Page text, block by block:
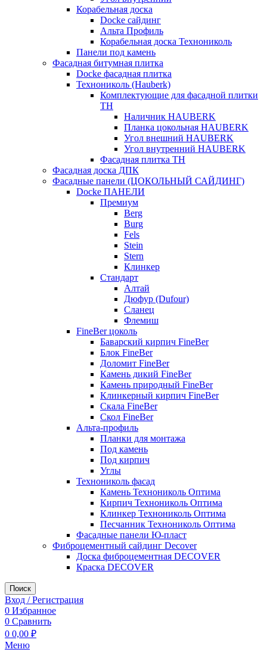
Корабельная доска
Docke сайдинг
Альта Профиль
Корабельная доска Технониколь
Панели под камень
Фасадная битумная плитка
Docke фасадная плитка
Технониколь (Hauberk)
Комплектующие для фасадной плитки
ТН
Наличник HAUBERK
Планка цокольная HAUBERK
Угол внешний HAUBERK
Угол внутренний HAUBERK
Фасадная плитка ТН
Фасадная доска ДПК
Фасадные панели (ЦОКОЛЬНЫЙ САЙДИНГ)
Docke ПАНЕЛИ
Премиум
Berg
Burg
Fels
Stein
Stern
Клинкер
Стандарт
Алтай
Дюфур (Dufour)
Сланец
Флемиш
FineBer цоколь
Баварский кирпич FineBer
Блок FineBer
Доломит FineBer
Камень дикий FineBer
Камень природный FineBer
Клинкерный кирпич FineBer
Скала FineBer
Скол FineBer
Альта-профиль
Планки для монтажа
Под камень
Под кирпич
Углы
Технониколь фасад
Камень Технониколь Оптима
Кирпич Технониколь Оптима
Клинкер Технониколь Оптима
Песчанник Технониколь Оптима
Фасадные панели Ю-пласт
Фиброцементный сайдинг Decover
Доска фиброцементная DECOVER
Краска DECOVER
Поиск
Вход / Регистрация
0 Избранное
0 Сравнить
0 0,00 ₽
Меню